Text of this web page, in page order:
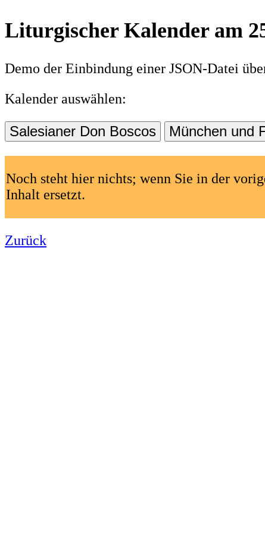
Liturgischer Kalender am
Demo der Einbindung einer JSON-Datei
Kalender auswählen:
Noch steht hier nichts; wenn Sie in der
Inhalt ersetzt.
Zurück